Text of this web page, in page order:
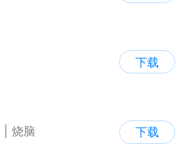
下载
烧脑
下载